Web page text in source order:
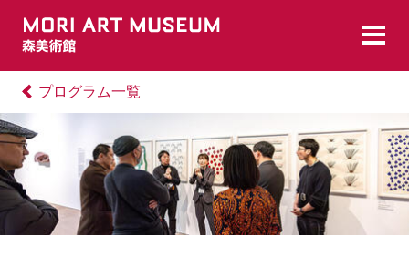
プログラム一覧